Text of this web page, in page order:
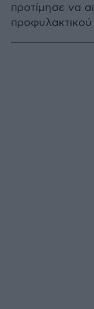
προτίμησε να
προφυλακτικού